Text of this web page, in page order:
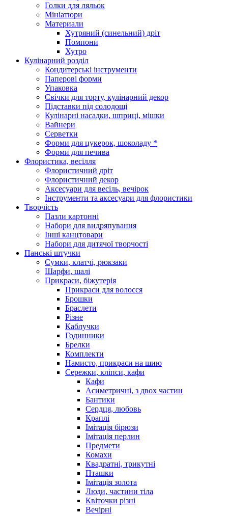
Голки для ляльок
Мініатюри
Материали
Хутряний (синельний) дріт
Помпони
Хутро
Кулінарний розділ
Кондитерські інструменти
Паперові форми
Упаковка
Свічки для торту, кулінарний декор
Підставки під солодощі
Кулінарні насадки, шприці, мішки
Вайнери
Серветки
Форми для цукерок, шоколаду *
Форми для печива
Флористика, весілля
Флористичний дріт
Флористичний декор
Аксесуари для весіль, вечірок
Інструменти та аксесуари для флористики
Творчість
Пазли картонні
Набори для видряпування
Інші канцтовари
Набори для дитячої творчості
Панські штучки
Сумки, клатчі, рюкзаки
Шарфи, шалі
Прикраси, біжутерія
Прикраси для волосся
Брошки
Браслети
Різне
Каблучки
Годинники
Брелки
Комплекти
Намисто, прикраси на шию
Сережки, кліпси, кафи
Кафи
Асиметричні, з двох частин
Бантики
Сердця, любовь
Краплі
Імітація бірюзи
Імітація перлин
Предмети
Комахи
Квадратні, трикутні
Пташки
Імітація золота
Люди, частини тіла
Квіточки різні
Вечірні